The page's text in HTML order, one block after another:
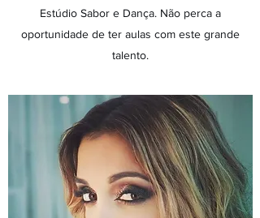
Estúdio Sabor e Dança. Não perca a
oportunidade de ter aulas com este grande
talento.